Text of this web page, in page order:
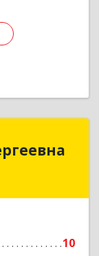
10
г, Озерная